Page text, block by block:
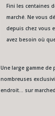
Fini les centaines
marché. Ne vous
depuis chez vous
avez besoin où
Une large gamme de
nombreuses
endroit… sur